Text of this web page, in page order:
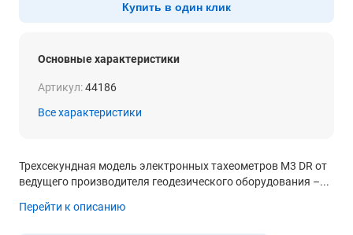
Купить в один клик
Основные характеристики
Артикул:44186
Все характеристики
Трехсекундная модель электронных тахеометров M3 DR от
ведущего производителя геодезического оборудования –...
Перейти к описанию